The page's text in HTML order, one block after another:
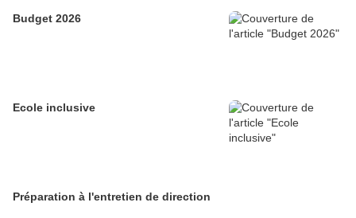
Budget 2026
Ecole inclusive
Préparation à l'entretien de direction